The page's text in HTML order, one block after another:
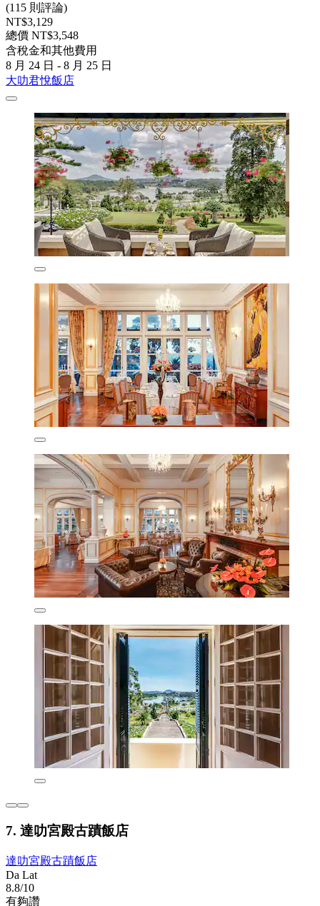
(115 則評論)
NT$3,129
總價 NT$3,548
含稅金和其他費用
8 月 24 日 - 8 月 25 日
大叻君悅飯店
7. 達叻宮殿古蹟飯店
達叻宮殿古蹟飯店
Da Lat
8.8/10
有夠讚